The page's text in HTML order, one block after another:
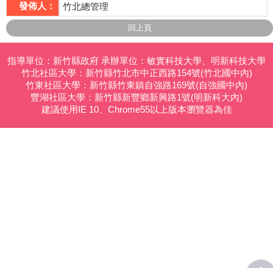
相關連結
活動花絮
影音專區
發佈人： 竹北總管理
指導單位：新竹縣政府 承辦單位：敏實科技大學、明新科技大學
竹北社區大學：新竹縣竹北市中正西路154號(竹北國中內)
竹東社區大學：新竹縣竹東鎮自強路169號(自強國中內)
豐湖社區大學：新竹縣新豐鄉新興路1號(明新科大內)
建議使用IE 10、Chrome55以上版本瀏覽器為佳